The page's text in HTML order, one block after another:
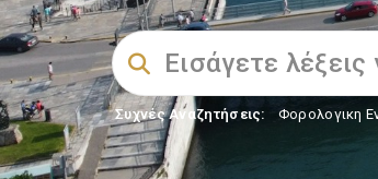
Συχνές Αναζητήσεις: Φορολογικη